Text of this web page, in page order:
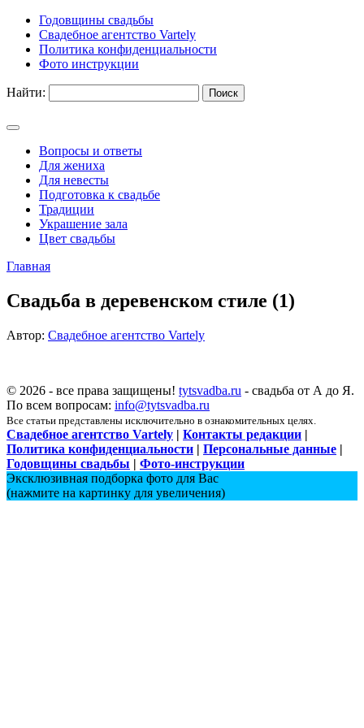
Годовщины свадьбы
Свадебное агентство Vartely
Политика конфиденциальности
Фото инструкции
Найти:
Вопросы и ответы
Для жениха
Для невесты
Подготовка к свадьбе
Традиции
Украшение зала
Цвет свадьбы
Главная
Свадьба в деревенском стиле (1)
Автор: Свадебное агентство Vartely
© 2026 - все права защищены! tytsvadba.ru - свадьба от А до Я.
По всем вопросам: info@tytsvadba.ru
Все статьи представлены исключительно в ознакомительных целях.
Свадебное агентство Vartely | Контакты редакции |
Политика конфиденциальности | Персональные данные |
Годовщины свадьбы | Фото-инструкции
Эксклюзивная подборка фото для Вас
(нажмите на картинку для увеличения)